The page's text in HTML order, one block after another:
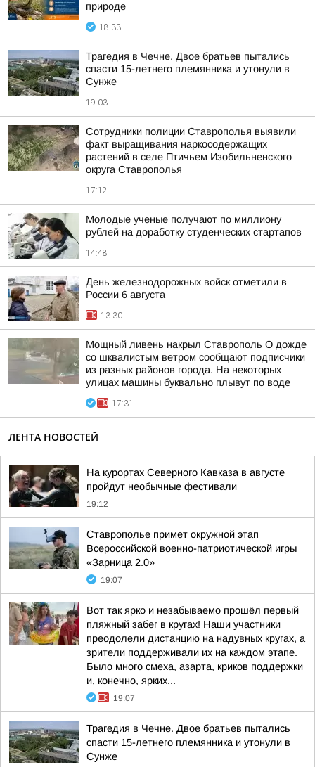
природе
18:33
Трагедия в Чечне. Двое братьев пытались
спасти 15-летнего племянника и утонули в
Сунже
19:03
Сотрудники полиции Ставрополья выявили
факт выращивания наркосодержащих
растений в селе Птичьем Изобильненского
округа Ставрополья
17:12
Молодые ученые получают по миллиону
рублей на доработку студенческих стартапов
14:48
День железнодорожных войск отметили в
России 6 августа
13:30
Мощный ливень накрыл Ставрополь О дожде
со шквалистым ветром сообщают подписчики
из разных районов города. На некоторых
улицах машины буквально плывут по воде
17:31
ЛЕНТА НОВОСТЕЙ
На курортах Северного Кавказа в августе
пройдут необычные фестивали
19:12
Ставрополье примет окружной этап
Всероссийской военно-патриотической игры
«Зарница 2.0»
19:07
Вот так ярко и незабываемо прошёл первый
пляжный забег в кругах! Наши участники
преодолели дистанцию на надувных кругах, а
зрители поддерживали их на каждом этапе.
Было много смеха, азарта, криков поддержки
и, конечно, ярких...
19:07
Трагедия в Чечне. Двое братьев пытались
спасти 15-летнего племянника и утонули в
Сунже